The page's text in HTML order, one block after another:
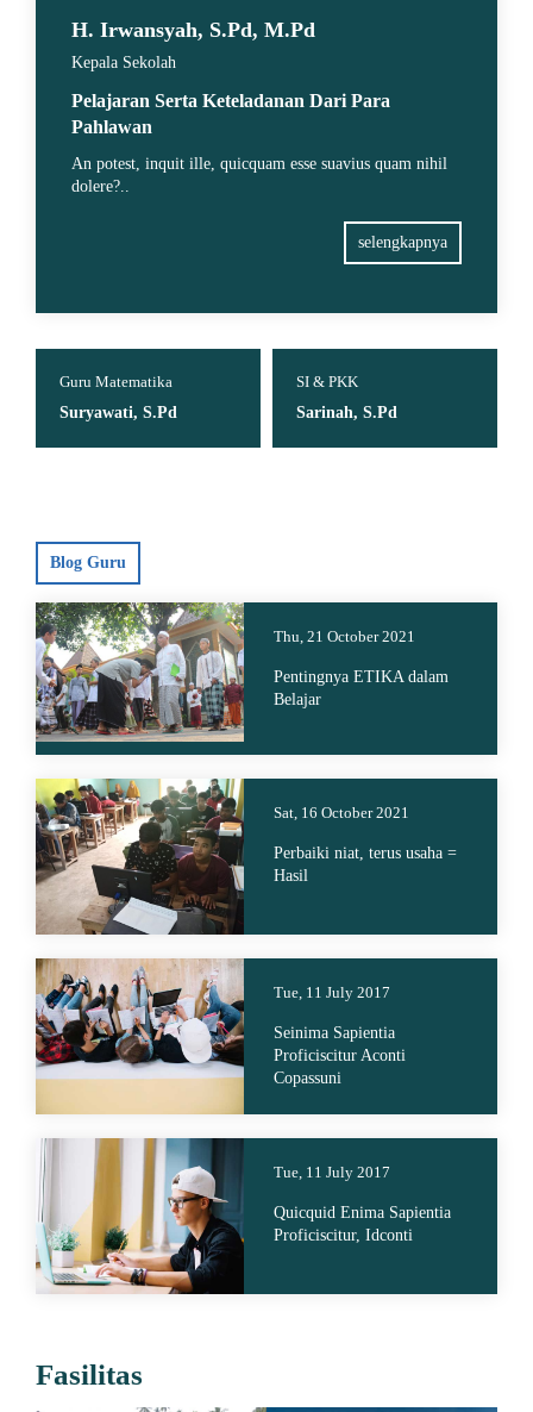
H. Irwansyah, S.Pd, M.Pd
Kepala Sekolah
Pelajaran Serta Keteladanan Dari Para
Pahlawan
An potest, inquit ille, quicquam esse suavius quam nihil
dolere?..
selengkapnya
Guru Matematika
Suryawati, S.Pd
SI & PKK
Sarinah, S.Pd
Blog Guru
Thu, 21 October 2021
Pentingnya ETIKA dalam
Belajar
Sat, 16 October 2021
Perbaiki niat, terus usaha =
Hasil
Tue, 11 July 2017
Seinima Sapientia
Proficiscitur Aconti
Copassuni
Tue, 11 July 2017
Quicquid Enima Sapientia
Proficiscitur, Idconti
Fasilitas